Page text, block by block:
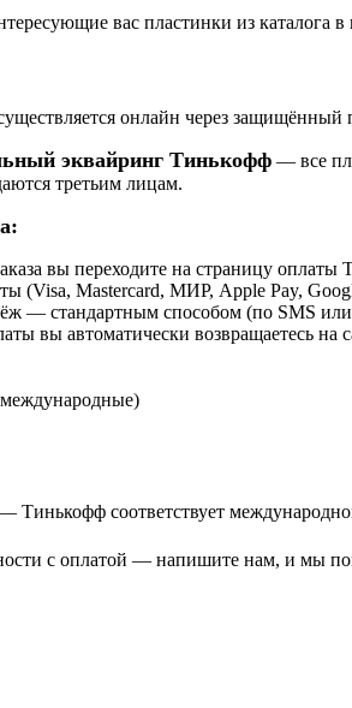
вас пластинки из каталога
онлайн через
эквайринг Тинькофф — все
третьим лицам.
вы переходите на страницу
(Visa, Mastercard, МИР, Apple Pay,
— стандартным способом (по SMS
вы автоматически возвращаетесь на
Тинькофф соответствует
с оплатой — напишите нам, и мы